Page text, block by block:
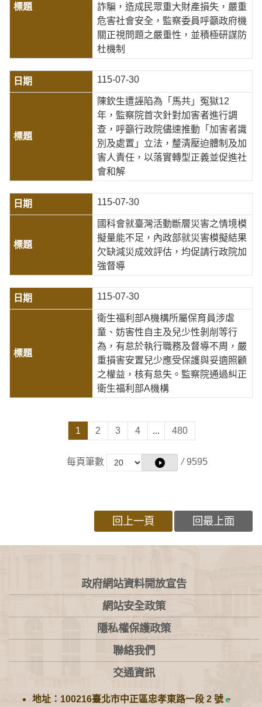
詐騙，造成民眾重大財產損失，嚴重
危害社會安全，監察委員呼籲政府機
關正視問題之嚴重性，並積極研謀防
杜機制
115-07-30
陳欽生遭誣陷為「馬共」冤獄12
年，監察院首次針對加害者進行調
查，呼籲行政院儘速推動「加害者識
別及處置」立法，釐清壓迫體制及加
害人責任，以落實轉型正義並促進社
會和解
115-07-30
國科會就臺灣活動斷層災害之情境模
擬量能不足，內政部就災害模擬結果
欠缺減災成效評估，均促請行政院加
強督導
115-07-30
衛生福利部A機構所屬保育員涉虐
童、妨害性自主及兒少性剝削等行
為，有怠於執行職務及督導不周，嚴
重損害安置兒少應受保護與妥適照顧
之權益，核有怠失。監察院通過糾正
衛生福利部A機構
1 2 3 4 ... 480
每頁筆數 / 9595
回上一頁 回最上面
:::
政府網站資料開放宣告
網站安全政策
隱私權保護政策
聯絡我們
交通資訊
地址：100216臺北市中正區忠孝東路一段 2 號